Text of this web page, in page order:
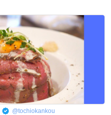
@tochiokankou